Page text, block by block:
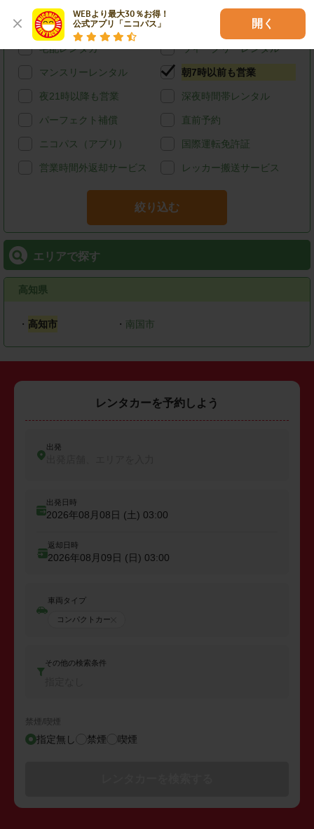
WEBより最大30％お得！
公式アプリ「ニコパス」
開く
給油可能
宅配レンタカー ウィークリーレンタル
マンスリーレンタル 朝7時以前も営業
夜21時以降も営業 深夜時間帯レンタル
パーフェクト補償 直前予約
ニコパス（アプリ） 国際運転免許証
営業時間外返却サービス レッカー搬送サービス
絞り込む
エリアで探す
高知県
・ 高知市 ・ 南国市
レンタカーを予約しよう
出発
出発日時
2026年08月08日 (土) 03:00
返却日時
2026年08月09日 (日) 03:00
車両タイプ
コンパクトカー
その他の検索条件
禁煙/喫煙
指定無し 禁煙 喫煙